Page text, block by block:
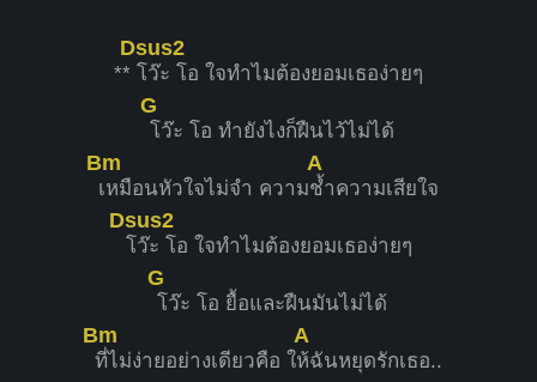
**
Dsus2
โว๊ะ โอ ใจทำไมต้องยอมเธอง่ายๆ
G
โว๊ะ โอ ทำยังไงก็ฝืนไว้ไม่ได้
Bm
เหมือนหัวใจไม่จำ ความ
A
ช้ำความเสียใจ
Dsus2
โว๊ะ โอ ใจทำไมต้องยอมเธอง่ายๆ
G
โว๊ะ โอ ยื้อและฝืนมันไม่ได้
Bm
ที่ไม่ง่ายอย่างเดียวคือ ใ
A
ห้ฉันหยุดรักเธอ..